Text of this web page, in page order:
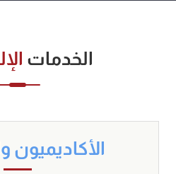
الخدمات
الأكاديميون